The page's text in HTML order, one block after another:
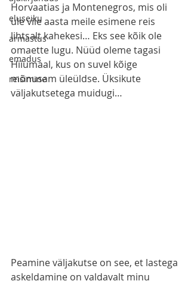
eluseiku
armastus
emadus
reisimine
Horvaatias ja Montenegros, mis oli
üle viie aasta meile esimene reis
lihtsalt kahekesi… Eks see kõik ole
omaette lugu. Nüüd oleme tagasi
Hiiumaal, kus on suvel kõige
mõnusam üleüldse. Üksikute
väljakutsetega muidugi…
Peamine väljakutse on see, et lastega
askeldamine on valdavalt minu